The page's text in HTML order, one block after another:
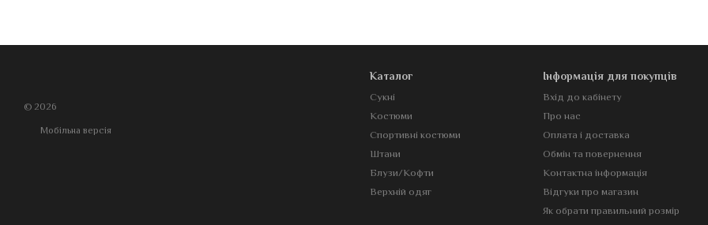
© 2026
Мобільна версія
Каталог
Сукні
Костюми
Спортивні костюми
Штани
Блузи/Кофти
Верхній одяг
Інформація для покупців
Вхід до кабінету
Про нас
Оплата і доставка
Обмін та повернення
Контактна інформація
Відгуки про магазин
Як обрати правильний розмір